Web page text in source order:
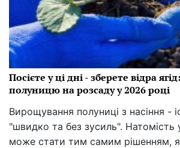
Посієте у ці дні - зберете відра
полуницю на розсаду у 2026 році
Вирощування полуниці з насіння -
"швидко та без зусиль". Натомість
може стати тим самим рішенням,